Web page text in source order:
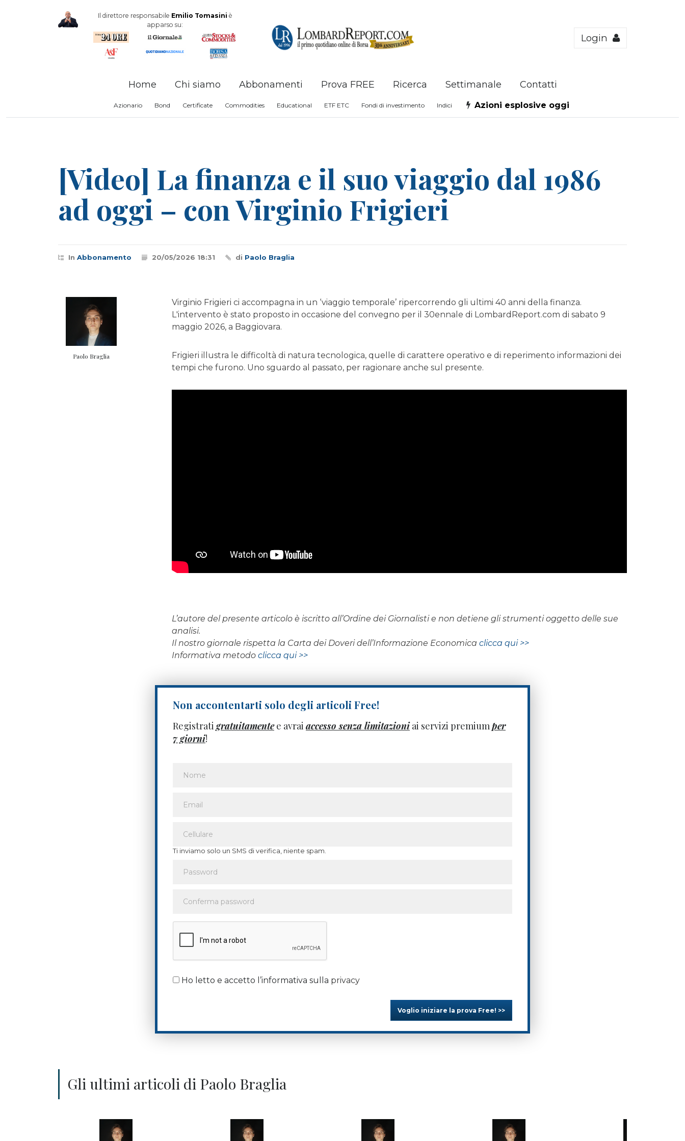
Il direttore responsabile Emilio Tomasini è
apparso su:
Login
Home Chi siamo Abbonamenti Prova FREE Ricerca Settimanale Contatti
Azionario Bond Certificate Commodities Educational ETF ETC Fondi di investimento Indici Azioni esplosive oggi
[Video] La finanza e il suo viaggio dal 1986
ad oggi – con Virginio Frigieri
In Abbonamento 20/05/2026 18:31 di Paolo Braglia
Virginio Frigieri ci accompagna in un ‘viaggio temporale’ ripercorrendo gli ultimi 40 anni della finanza.
L'intervento è stato proposto in occasione del convegno per il 30ennale di LombardReport.com di sabato 9
maggio 2026, a Baggiovara.
Frigieri illustra le difficoltà di natura tecnologica, quelle di carattere operativo e di reperimento informazioni dei
tempi che furono. Uno sguardo al passato, per ragionare anche sul presente.
L’autore del presente articolo è iscritto all’Ordine dei Giornalisti e non detiene gli strumenti oggetto delle sue
analisi.
Il nostro giornale rispetta la Carta dei Doveri dell’Informazione Economicaclicca qui >>
Informativa metodoclicca qui >>
Paolo Braglia
Non accontentarti solo degli articoli Free!
Registrati gratuitamentee avrai accesso senza limitazioniai servizi premiumper
7 giorni!
Ti inviamo solo un SMS di verifica, niente spam.
Ho letto e accetto l’informativa sulla privacy
Voglio iniziare la prova Free! >>
Gli ultimi articoli di Paolo Braglia